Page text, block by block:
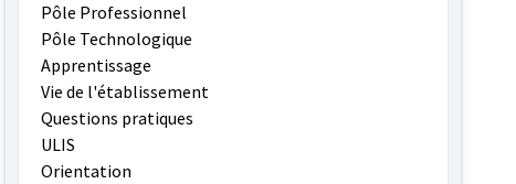
Pôle Professionnel
Pôle Technologique
Apprentissage
Vie de l'établissement
Questions pratiques
ULIS
Orientation